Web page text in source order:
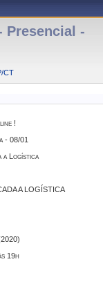
Presencial -
CT
!
- 08/01
a Logística
A LOGÍSTICA
19h